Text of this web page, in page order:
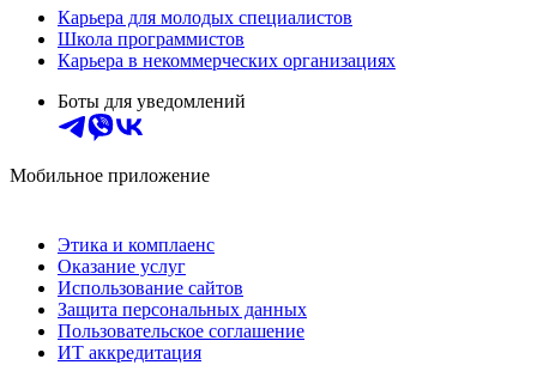
Карьера для молодых специалистов
Школа программистов
Карьера в некоммерческих организациях
Боты для уведомлений
Мобильное приложение
Этика и комплаенс
Оказание услуг
Использование сайтов
Защита персональных данных
Пользовательское соглашение
ИТ аккредитация